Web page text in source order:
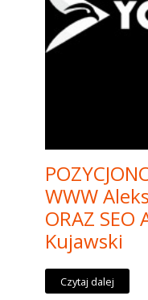
WWW
ORAZ
Kujawski
Czytaj dalej